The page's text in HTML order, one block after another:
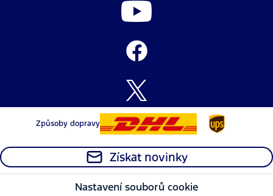
Způsoby dopravy
Získat novinky
Nastavení souborů cookie